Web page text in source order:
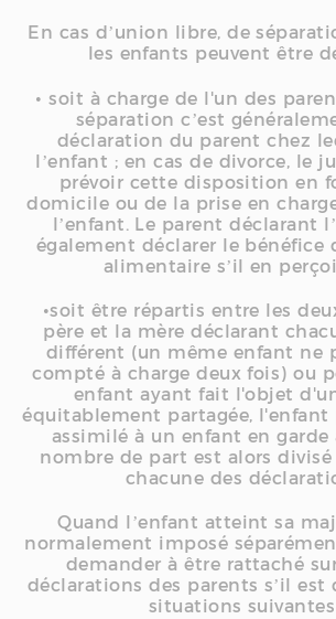
En cas d’union libre, de
les enfants peuvent être
• soit à charge de l'un des
séparation c’est
déclaration du parent chez
l’enfant ; en cas de divorce, le
prévoir cette disposition en
domicile ou de la prise en
l’enfant. Le parent déclarant
également déclarer le bénéfice
alimentaire s’il en
•soit être répartis entre les
père et la mère déclarant
différent (un même enfant ne
compté à charge deux fois) ou
enfant ayant fait l'objet
équitablement partagée, l'enfant
assimilé à un enfant en garde
nombre de part est alors divisé
chacune des
Quand l’enfant atteint sa
normalement imposé
demander à être rattaché
déclarations des parents s’il est
situations